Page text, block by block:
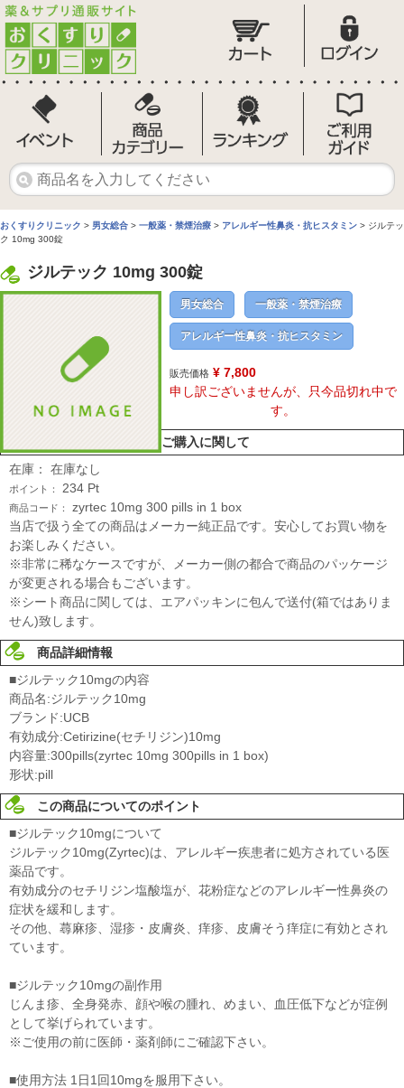
おくすりクリニック > 男女総合 > 一般薬・禁煙治療 > アレルギー性鼻炎・抗ヒスタミン > ジルテッ
ク 10mg 300錠
ジルテック 10mg 300錠
男女総合 一般薬・禁煙治療
アレルギー性鼻炎・抗ヒスタミン
販売価格 ¥ 7,800
申し訳ございませんが、只今品切れ中で
す。
ご購入に関して
在庫： 在庫なし
ポイント： 234 Pt
商品コード：
zyrtec 10mg 300 pills in 1 box
当店で扱う全ての商品はメーカー純正品です。安心してお買い物を
お楽しみください。
※非常に稀なケースですが、メーカー側の都合で商品のパッケージ
が変更される場合もございます。
※シート商品に関しては、エアパッキンに包んで送付(箱ではありま
せん)致します。
商品詳細情報
■ジルテック10mgの内容
商品名:ジルテック10mg
ブランド:UCB
有効成分:Cetirizine(セチリジン)10mg
内容量:300pills(zyrtec 10mg 300pills in 1 box)
形状:pill
この商品についてのポイント
■ジルテック10mgについて
ジルテック10mg(Zyrtec)は、アレルギー疾患者に処方されている医
薬品です。
有効成分のセチリジン塩酸塩が、花粉症などのアレルギー性鼻炎の
症状を緩和します。
その他、蕁麻疹、湿疹・皮膚炎、痒疹、皮膚そう痒症に有効とされ
ています。
■ジルテック10mgの副作用
じんま疹、全身発赤、顔や喉の腫れ、めまい、血圧低下などが症例
として挙げられています。
※ご使用の前に医師・薬剤師にご確認下さい。
■使用方法 1日1回10mgを服用下さい。